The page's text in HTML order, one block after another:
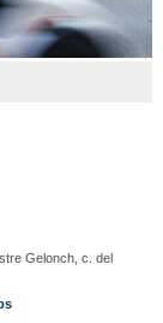
Gelonch, c. del